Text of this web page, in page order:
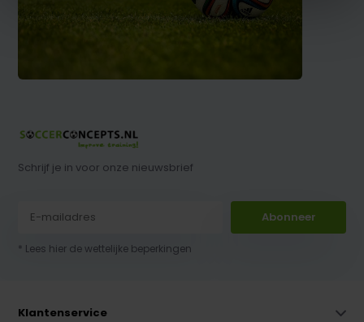
Schrijf je in voor onze nieuwsbrief
Abonneer
* Lees hier de wettelijke beperkingen
Klantenservice